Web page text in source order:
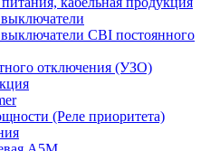
CBI постоянного
отключения (УЗО)
(Реле приоритета)